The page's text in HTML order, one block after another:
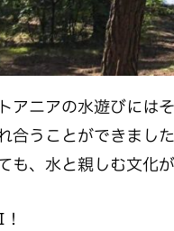
アニアの水遊びには
合うことができまし
も、水と親しむ文化